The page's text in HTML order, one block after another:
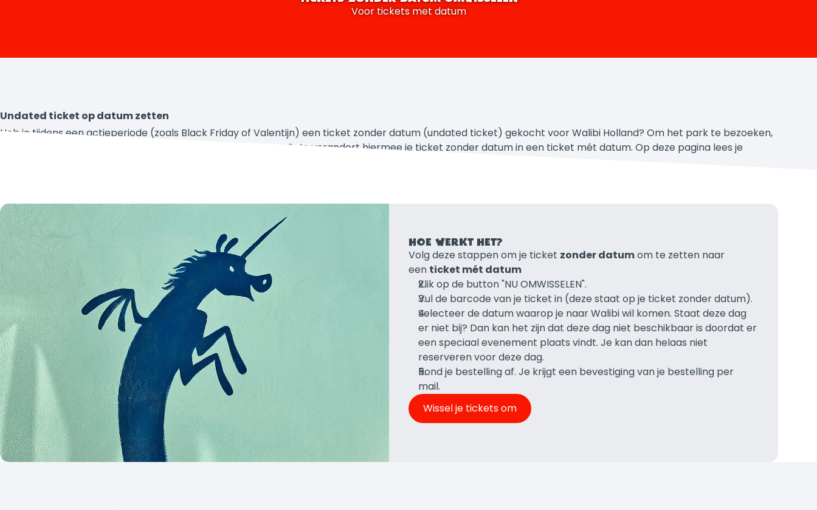
Voor tickets met datum
Undated ticket op datum zetten
Heb je tijdens een actieperiode (zoals Black Friday of Valentijn) een ticket zonder datum (undated ticket) gekocht voor Walibi Holland? Om het park te bezoeken,
moet je eerst je ticket op een datum naar jouw keuze zetten*. Je verandert hiermee je ticket zonder datum in een ticket mét datum. Op deze pagina lees je
HOE WERKT HET?
​​​​​​Volg deze stappen om je ticket zonder datumom te zetten naar
een ticket mét datum
Klik op de button "NU OMWISSELEN".
Vul de barcode van je ticket in (deze staat op je ticket zonder datum).
Selecteer de datum waarop je naar Walibi wil komen. Staat deze dag
er niet bij? Dan kan het zijn dat deze dag niet beschikbaar is doordat er
een speciaal evenement plaats vindt. Je kan dan helaas niet
reserveren voor deze dag.
Rond je bestelling af. Je krijgt een bevestiging van je bestelling per
mail.
Wissel je tickets om